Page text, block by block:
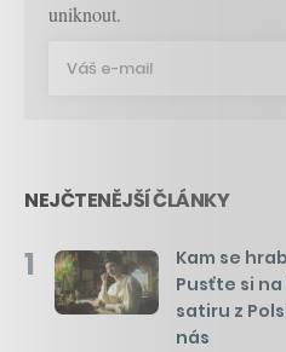
uniknout.
NEJČTENĚJŠÍ ČLÁNKY
1
Kam se
Pusťte si
satiru z
nás